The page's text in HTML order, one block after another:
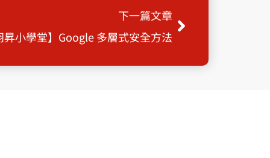
下一篇文章
昇小學堂】Google 多層式安全方法
Next